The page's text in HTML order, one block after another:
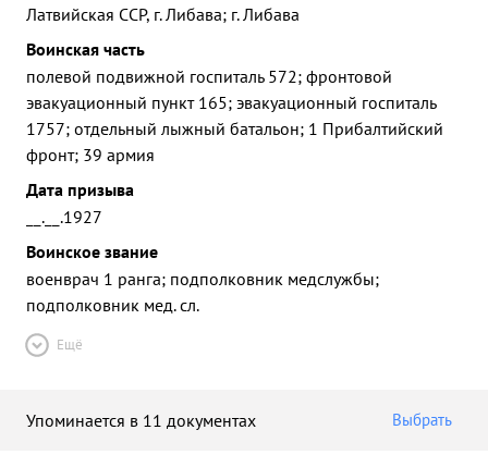
Латвийская ССР, г. Либава; г. Либава
Воинская часть
полевой подвижной госпиталь 572; фронтовой
эвакуационный пункт 165; эвакуационный госпиталь
1757; отдельный лыжный батальон; 1 Прибалтийский
фронт; 39 армия
Дата призыва
__.__.1927
Воинское звание
военврач 1 ранга; подполковник медслужбы;
подполковник мед. сл.
Ещё
Упоминается в 11 документах Выбрать